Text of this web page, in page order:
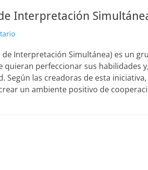
Interpretación
de Interpretación Simultánea) es un
quieran perfeccionar sus habilidades
Según las creadoras de esta
crear un ambiente positivo de